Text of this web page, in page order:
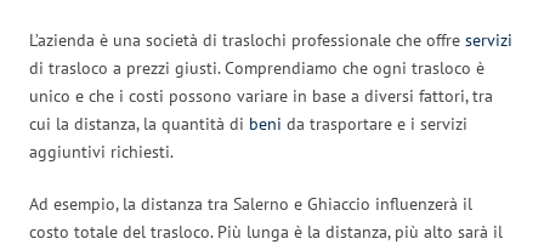
L’azienda è una società di traslochi professionale che offre servizi
di trasloco a prezzi giusti. Comprendiamo che ogni trasloco è
unico e che i costi possono variare in base a diversi fattori, tra
cui la distanza, la quantità di beni da trasportare e i servizi
aggiuntivi richiesti.
Ad esempio, la distanza tra Salerno e Ghiaccio influenzerà il
costo totale del trasloco. Più lunga è la distanza, più alto sarà il